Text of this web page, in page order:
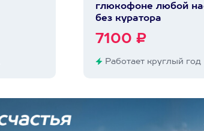
глюкофоне любой
без куратора
7100 ₽
Работает круглый год